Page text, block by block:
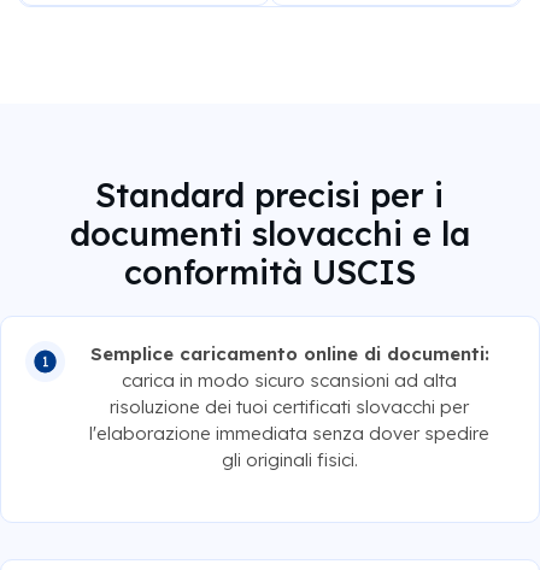
Standard precisi per i
documenti slovacchi e la
conformità USCIS
Semplice caricamento online di documenti:
carica in modo sicuro scansioni ad alta
risoluzione dei tuoi certificati slovacchi per
l'elaborazione immediata senza dover spedire
gli originali fisici.